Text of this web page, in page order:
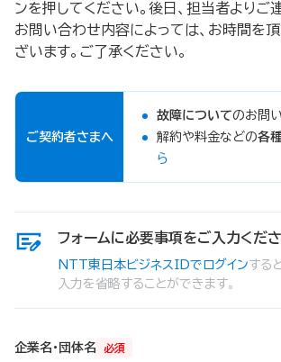
ンを押してください。後日、担当者よりご
お問い合わせ内容によっては、お時間を
ざいます。ご了承ください。
ご契約者さまへ
故障についてのお問
解約や料金などの各
ら
フォームに必要事項をご入力くださ
NTT東日本ビジネスIDでログインする
入力を省略することができます。
必須
企業名・団体名